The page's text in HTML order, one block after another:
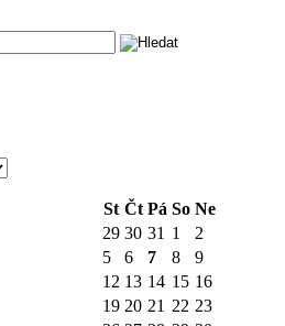
St Čt Pá So Ne
29 30 31 1
2
5 6 7 8
9
12 13 14 15 16
19 20 21 22 23